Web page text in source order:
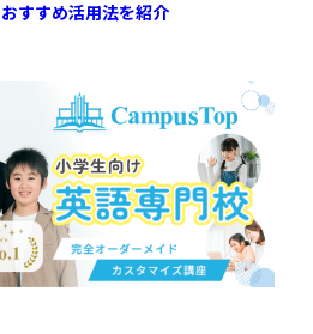
おすすめ活用法を紹介